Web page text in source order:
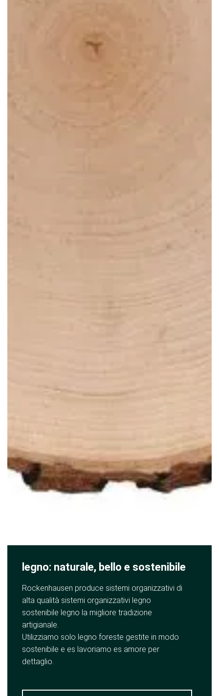
legno: naturale, bello e sostenibile
Rockenhausen produce sistemi organizzativi di
alta qualità sistemi organizzativi legno
sostenibile legno la migliore tradizione
artigianale.
Utilizziamo solo legno foreste gestite in modo
sostenibile e es lavoriamo es amore per
dettaglio.